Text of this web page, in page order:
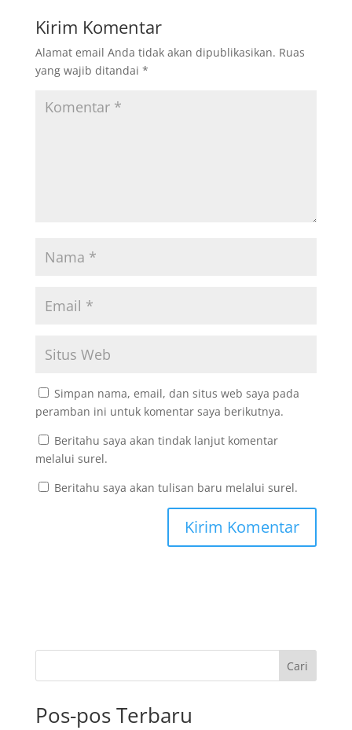
Kirim Komentar
Alamat email Anda tidak akan dipublikasikan. Ruas
yang wajib ditandai *
Simpan nama, email, dan situs web saya pada
peramban ini untuk komentar saya berikutnya.
Beritahu saya akan tindak lanjut komentar
melalui surel.
Beritahu saya akan tulisan baru melalui surel.
Cari
Pos-pos Terbaru